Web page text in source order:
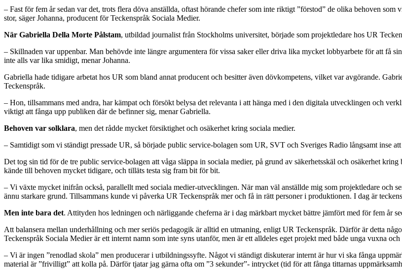
– Fast för fem år sedan var det, trots flera döva anställda, oftast hörande chefer som inte riktigt ”förstod” de olika behoven
stor, säger Johanna, producent för Teckenspråk Sociala Medier.
När Gabriella Della Morte Pålstam, utbildad journalist från Stockholms universitet, började som projektledare hos UR
– Skillnaden var uppenbar. Man behövde inte längre argumentera för vissa saker eller driva lika mycket lobbyarbete för att få
inte alls var lika smidigt, menar Johanna.
Gabriella hade tidigare arbetat hos UR som bland annat producent och besitter även dövkompetens, vilket var avgörande.
Teckenspråk.
– Hon, tillsammans med andra, har kämpat och försökt belysa det relevanta i att hänga med i den digitala utvecklingen och
viktigt att fånga upp publiken där de befinner sig, menar Gabriella.
Behoven var solklara, men det rådde mycket försiktighet och osäkerhet kring sociala medier.
– Samtidigt som vi ständigt pressade UR, så började public service-bolagen som UR, SVT och Sveriges Radio långsamt inse
Det tog sin tid för de tre public service-bolagen att våga släppa in sociala medier, på grund av säkerhetsskäl och osäkerhet
kände till behoven mycket tidigare, och tilläts testa sig fram bit för bit.
– Vi växte mycket inifrån också, parallellt med sociala medier-utvecklingen. När man väl anställde mig som projektledare och
ännu starkare grund. Tillsammans kunde vi påverka UR Teckenspråk mer och få in rätt personer i produktionen. I dag är
Men inte bara det. Attityden hos ledningen och närliggande cheferna är i dag märkbart mycket bättre jämfört med för fem år
Att balansera mellan underhållning och mer seriös pedagogik är alltid en utmaning, enligt UR Teckenspråk. Därför är detta
Teckenspråk Sociala Medier är ett internt namn som inte syns utanför, men är ett alldeles eget projekt med både unga vuxna
– Vi är ingen ”renodlad skola” men producerar i utbildningssyfte. Något vi ständigt diskuterar internt är hur vi ska fånga
material är ”frivilligt” att kolla på. Därför tjatar jag gärna ofta om ”3 sekunder”- intrycket (tid för att fånga tittarnas